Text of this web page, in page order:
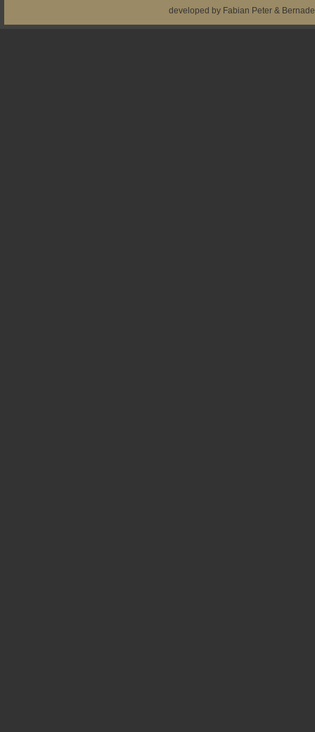
developed by Fabian Peter &